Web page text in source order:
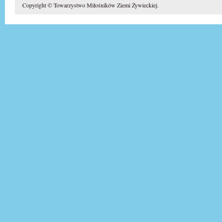
Copyright © Towarzystwo Miłośników Ziemi Żywieckiej.